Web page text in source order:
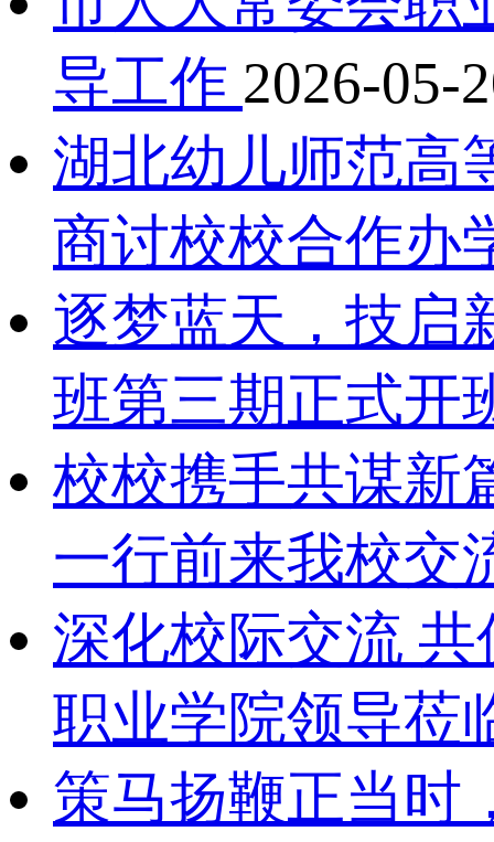
导工作 2026-05-
湖北幼儿师范高
商讨校校合作办
逐梦蓝天，技
班第三期正式开
校校携手共谋
一行前来我校交
深化校际交流
职业学院领导莅
策马扬鞭正当